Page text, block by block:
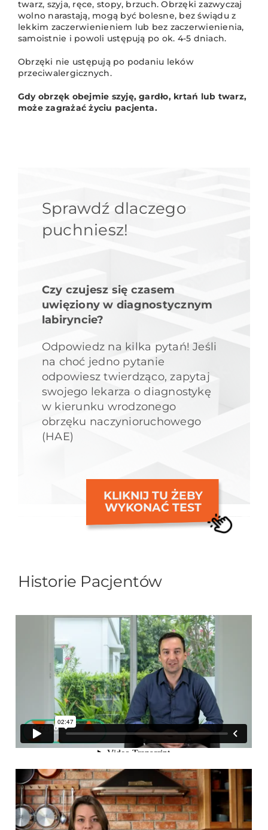
twarz, szyja, ręce, stopy, brzuch. Obrzęki zazwyczaj
wolno narastają, mogą być bolesne, bez świądu z
lekkim zaczerwienieniem lub bez zaczerwienienia,
samoistnie i powoli ustępują po ok. 4-5 dniach.
Obrzęki nie ustępują po podaniu leków
przeciwalergicznych.
Gdy obrzęk obejmie szyję, gardło, krtań lub twarz,
może zagrażać życiu pacjenta.
Sprawdź dlaczego
puchniesz!
Czy czujesz się czasem
uwięziony w diagnostycznym
labiryncie?
Odpowiedz na kilka pytań! Jeśli
na choć jedno pytanie
odpowiesz twierdząco, zapytaj
swojego lekarza o diagnostykę
w kierunku wrodzonego
obrzęku naczynioruchowego
(HAE)
KLIKNIJ TU ŻEBY
WYKONAĆ TEST
Historie Pacjentów